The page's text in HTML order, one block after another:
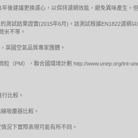
年後建議更換濾心，以保持濾網效能，避免異味產生。
測試結果證實(2015年6月)。該測試根據EN1822濾網
米不等。
英國空氣品質專家團體。
粒（PM），聯合國環境計劃 http://www.unep.org/tnt-
比較。
吸塵器比較。
況下實際表現可能有所不同。